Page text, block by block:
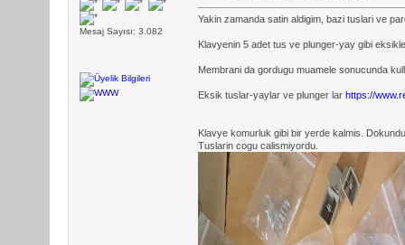
Mesaj Sayısı: 3.082
Yakin zamanda satin aldigim, bazi tuslari ve
Klavyenin 5 adet tus ve plunger-yay gibi
Membrani da gordugu muamele sonucunda
Eksik tuslar-yaylar ve plunger lar https://
Klavye komurluk gibi bir yerde kalmis.
Tuslarin cogu calismiyordu.